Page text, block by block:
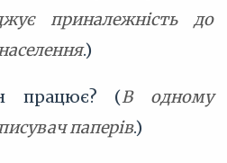
приналежність до
.)
працює? (В одному
паперів.)